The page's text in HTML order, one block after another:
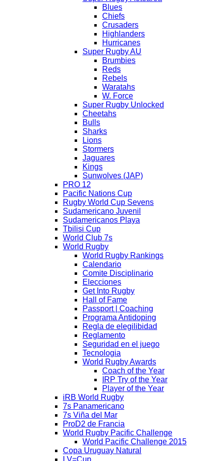
Blues
Chiefs
Crusaders
Highlanders
Hurricanes
Super Rugby AU
Brumbies
Reds
Rebels
Waratahs
W. Force
Super Rugby Unlocked
Cheetahs
Bulls
Sharks
Lions
Stormers
Jaguares
Kings
Sunwolves (JAP)
PRO 12
Pacific Nations Cup
Rugby World Cup Sevens
Sudamericano Juvenil
Sudamericanos Playa
Tbilisi Cup
World Club 7s
World Rugby
World Rugby Rankings
Calendario
Comite Disciplinario
Elecciones
Get Into Rugby
Hall of Fame
Passport | Coaching
Programa Antidoping
Regla de elegilibidad
Reglamento
Seguridad en el juego
Tecnologia
World Rugby Awards
Coach of the Year
IRP Try of the Year
Player of the Year
iRB World Rugby
7s Panamericano
7s Viña del Mar
ProD2 de Francia
World Rugby Pacific Challenge
World Pacific Challenge 2015
Copa Uruguay Natural
LV=Cup